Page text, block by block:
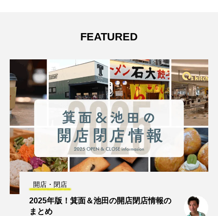
FEATURED
開店・閉店
2025年版！箕面＆池田の開店閉店情報の
まとめ